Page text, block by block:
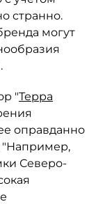
странно.
могут
"Терра
оправданно
"Например,
Северо-